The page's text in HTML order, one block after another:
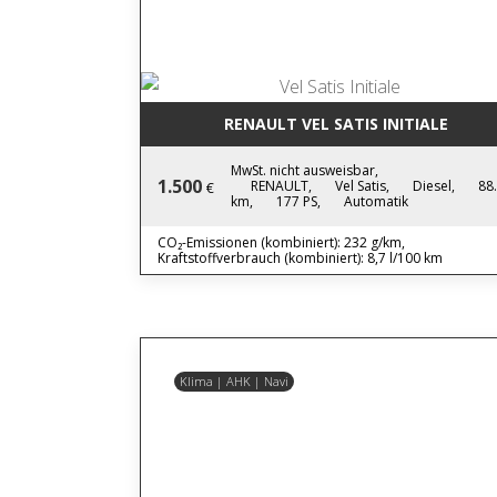
RENAULT VEL SATIS INITIALE
1.500 €
MwSt. nicht ausweisbar,
RENAULT,
Vel Satis, Diesel,
km,
177 PS, Automatik
CO₂-Emissionen (kombiniert): 232 g/km,
Kraftstoffverbrauch (kombiniert): 8,7 l/100 km
Klima | AHK | Navi